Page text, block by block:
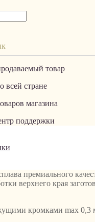
товар
всей стране
магазина
поддержки
премиального
верхнего края
кромками max 0,3